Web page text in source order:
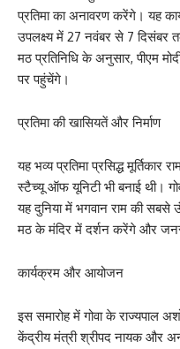
प्रतिमा का अनावरण करेंगे। यह
उपलक्ष्य में 27 नवंबर से 7 दिसंबर
मठ प्रतिनिधि के अनुसार, पीएम
पर पहुंचेंगे।
प्रतिमा की खासियतें और निर्माण
यह भव्य प्रतिमा प्रसिद्ध मूर्तिकार
स्टैच्यू ऑफ यूनिटी भी बनाई थी।
यह दुनिया में भगवान राम की सबसे
मठ के मंदिर में दर्शन करेंगे और
कार्यक्रम और आयोजन
इस समारोह में गोवा के राज्यपाल
केंद्रीय मंत्री श्रीपद नायक और